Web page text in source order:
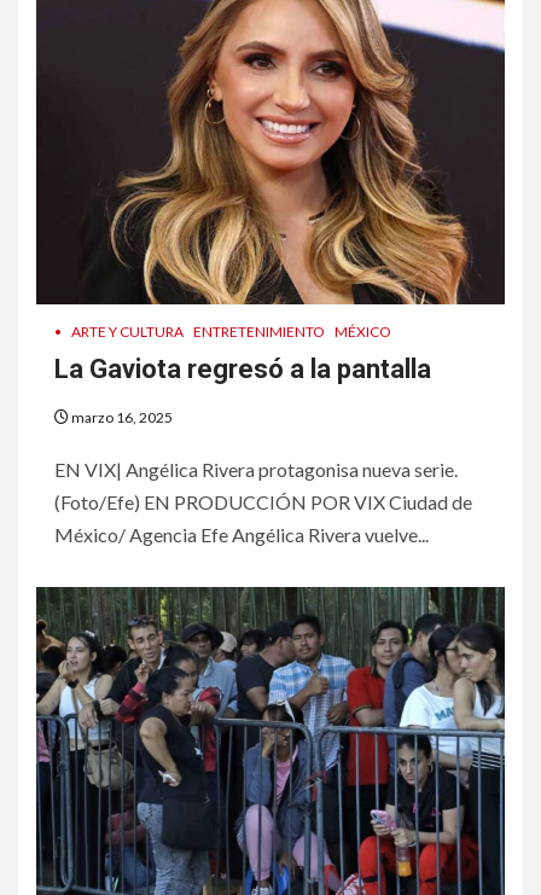
• ARTE Y CULTURA ENTRETENIMIENTO MÉXICO
La Gaviota regresó a la pantalla
marzo 16, 2025
EN VIX| Angélica Rivera protagonisa nueva serie.
(Foto/Efe) EN PRODUCCIÓN POR VIX Ciudad de
México/ Agencia Efe Angélica Rivera vuelve...
6
HOGAR Y SALUD
Gas radón exige atención de
compradores e inquilinos